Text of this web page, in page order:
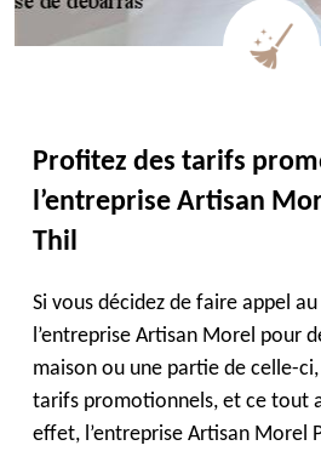
Profitez des tarifs
l’entreprise Artisan
Thil
Si vous décidez de faire appel
l’entreprise Artisan Morel pour
maison ou une partie de celle-
tarifs promotionnels, et ce tout
effet, l’entreprise Artisan Morel